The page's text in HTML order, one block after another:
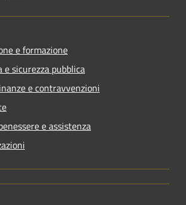
e formazione
e sicurezza pubblica
e contravvenzioni
e assistenza